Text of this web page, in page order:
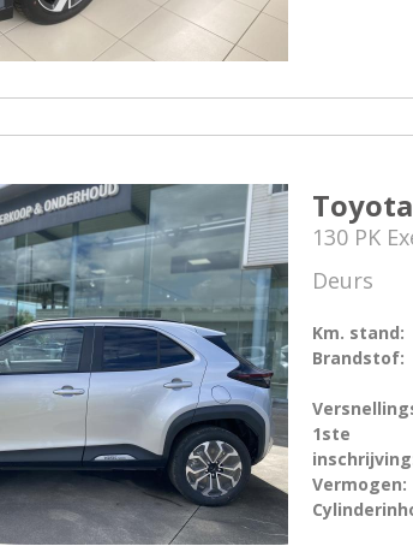
130 PK
Deurs
Km. stand:
Brandstof:
1ste
Vermogen: